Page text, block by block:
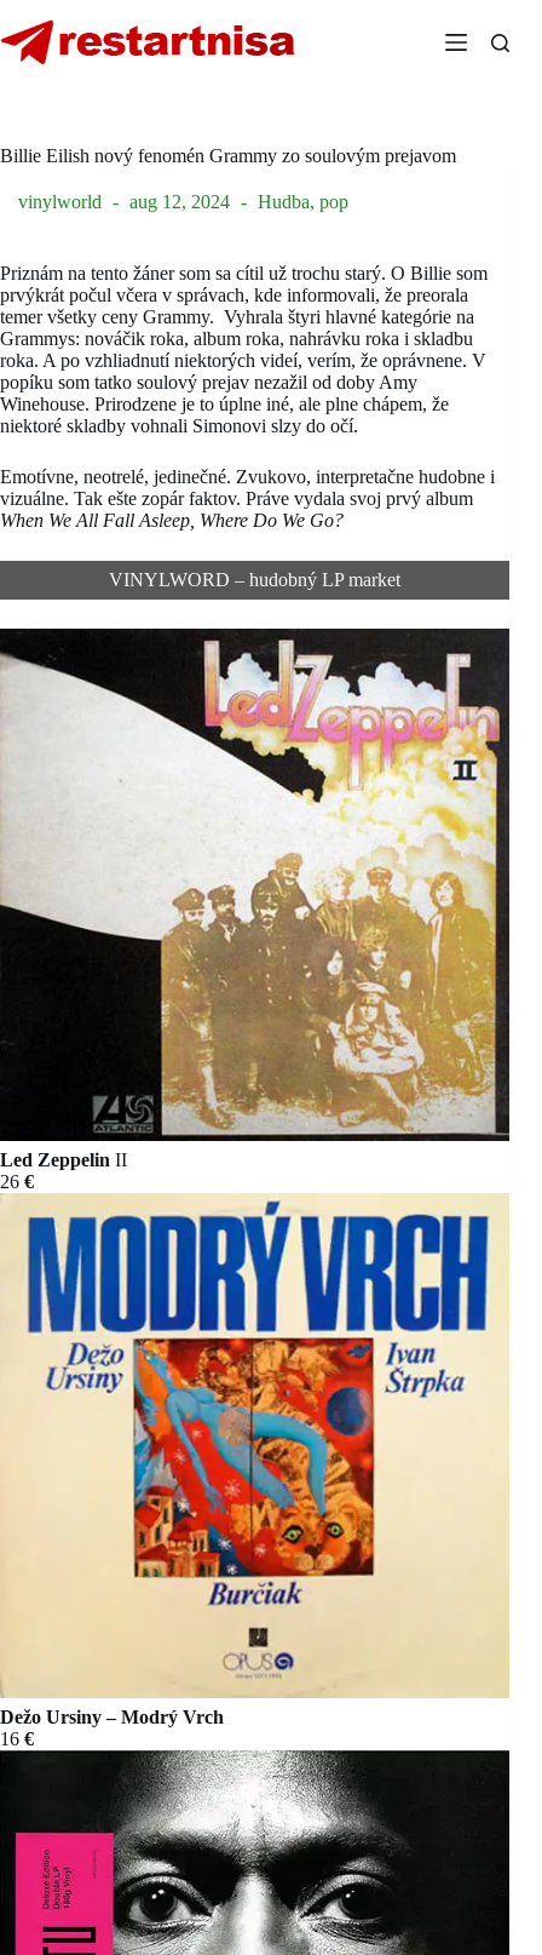
to
content
Billie Eilish nový fenomén Grammy zo soulovým prejavom
vinylworld aug 12, 2024 Hudba, pop
Priznám na tento žáner som sa cítil už trochu starý. O Billie som
prvýkrát počul včera v správach, kde informovali, že preorala
temer všetky ceny Grammy. Vyhrala štyri hlavné kategórie na
Grammys: nováčik roka, album roka, nahrávku roka i skladbu
roka. A po vzhliadnutí niektorých videí, verím, že oprávnene. V
popíku som tatko soulový prejav nezažil od doby Amy
Winehouse. Prirodzene je to úplne iné, ale plne chápem, že
niektoré skladby vohnali Simonovi slzy do očí.
Emotívne, neotrelé, jedinečné. Zvukovo, interpretačne hudobne i
vizuálne. Tak ešte zopár faktov. Práve vydala svoj prvý album
When We All Fall Asleep, Where Do We Go?
VINYLWORD – hudobný LP market
Led Zeppelin II
26 €
Dežo Ursiny – Modrý Vrch
16 €